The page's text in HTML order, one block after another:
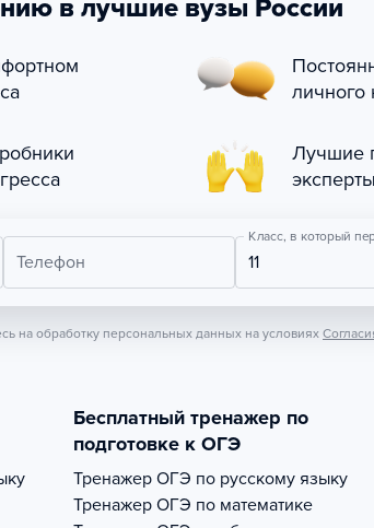
в лучшие вузы России
личного
Лучшие
Телефон
Класс, в который
11
на обработку персональных данных на условиях
Бесплатный тренажер по
подготовке к ОГЭ
Тренажер ОГЭ по русскому языку
Тренажер ОГЭ по математике